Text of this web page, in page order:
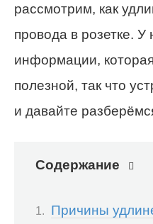
рассмотрим, как
провода в розетке. У
информации,
полезной, так что
и давайте
Содержание
Причины